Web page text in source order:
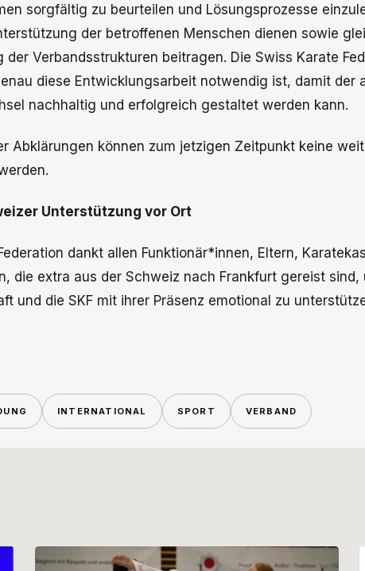
sorgfältig zu beurteilen und Lösungsprozesse
der betroffenen Menschen dienen sowie
der Verbandsstrukturen beitragen. Die Swiss Karate
diese Entwicklungsarbeit notwendig ist, damit der
nachhaltig und erfolgreich gestaltet werden kann.
Abklärungen können zum jetzigen Zeitpunkt keine
Unterstützung vor Ort
dankt allen Funktionär*innen, Eltern,
die extra aus der Schweiz nach Frankfurt gereist sind,
und die SKF mit ihrer Präsenz emotional zu
INTERNATIONAL SPORT VERBAND